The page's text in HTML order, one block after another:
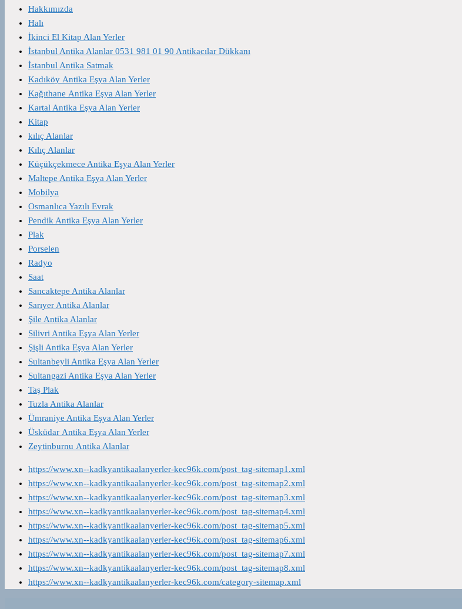
Hakkımızda
Halı
İkinci El Kitap Alan Yerler
İstanbul Antika Alanlar 0531 981 01 90 Antikacılar Dükkanı
İstanbul Antika Satmak
Kadıköy Antika Eşya Alan Yerler
Kağıthane Antika Eşya Alan Yerler
Kartal Antika Eşya Alan Yerler
Kitap
kılıç Alanlar
Kılıç Alanlar
Küçükçekmece Antika Eşya Alan Yerler
Maltepe Antika Eşya Alan Yerler
Mobilya
Osmanlıca Yazılı Evrak
Pendik Antika Eşya Alan Yerler
Plak
Porselen
Radyo
Saat
Sancaktepe Antika Alanlar
Sarıyer Antika Alanlar
Şile Antika Alanlar
Silivri Antika Eşya Alan Yerler
Şişli Antika Eşya Alan Yerler
Sultanbeyli Antika Eşya Alan Yerler
Sultangazi Antika Eşya Alan Yerler
Taş Plak
Tuzla Antika Alanlar
Ümraniye Antika Eşya Alan Yerler
Üsküdar Antika Eşya Alan Yerler
Zeytinburnu Antika Alanlar
https://www.xn--kadkyantikaalanyerler-kec96k.com/post_tag-sitemap1.xml
https://www.xn--kadkyantikaalanyerler-kec96k.com/post_tag-sitemap2.xml
https://www.xn--kadkyantikaalanyerler-kec96k.com/post_tag-sitemap3.xml
https://www.xn--kadkyantikaalanyerler-kec96k.com/post_tag-sitemap4.xml
https://www.xn--kadkyantikaalanyerler-kec96k.com/post_tag-sitemap5.xml
https://www.xn--kadkyantikaalanyerler-kec96k.com/post_tag-sitemap6.xml
https://www.xn--kadkyantikaalanyerler-kec96k.com/post_tag-sitemap7.xml
https://www.xn--kadkyantikaalanyerler-kec96k.com/post_tag-sitemap8.xml
https://www.xn--kadkyantikaalanyerler-kec96k.com/category-sitemap.xml